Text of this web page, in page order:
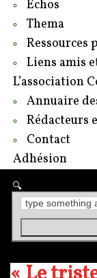
Echos
Thema
Ressources
Liens amis
L’association
Annuaire
Rédacteurs
Contact
Adhésion